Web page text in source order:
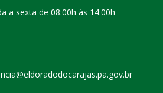
a sexta de 08:00h às 14:00h